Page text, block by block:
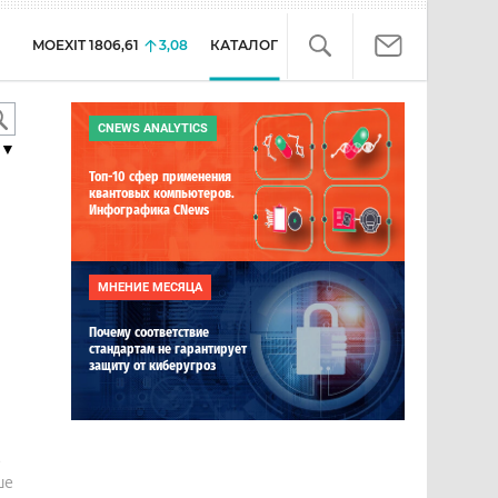
MOEXIT 1806,61 3,08 КАТАЛОГ
CNEWS ANALYTICS
Топ-10 сфер применения
квантовых компьютеров.
Инфографика CNews
МНЕНИЕ МЕСЯЦА
Почему соответствие
стандартам не гарантирует
защиту от киберугроз